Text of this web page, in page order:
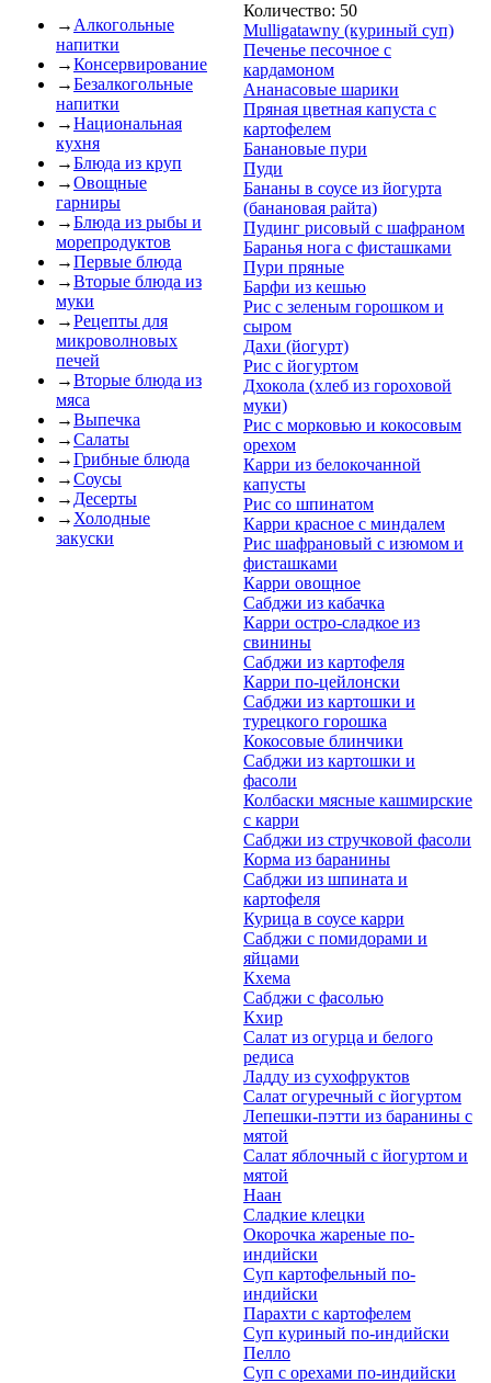
→ Алкогольные
напитки
→Консервирование
→Безалкогольные
напитки
→Национальная
кухня
→Блюда из круп
→Овощные
гарниры
→Блюда из рыбы и
морепродуктов
→Первые блюда
→Вторые блюда из
муки
→Рецепты для
микроволновых
печей
→Вторые блюда из
мяса
→Выпечка
→Салаты
→Грибные блюда
→Соусы
→ Десерты
→ Холодные
закуски
Количество: 50
Mulligatawny (куриный суп)
Печенье песочное с
кардамоном
Ананасовые шарики
Пряная цветная капуста с
картофелем
Банановые пури
Пуди
Бананы в соусе из йогурта
(банановая райта)
Пудинг рисовый с шафраном
Баранья нога с фисташками
Пури пряные
Барфи из кешью
Рис с зеленым горошком и
сыром
Дахи (йогурт)
Рис с йогуртом
Дхокола (хлеб из гороховой
муки)
Рис с морковью и кокосовым
орехом
Карри из белокочанной
капусты
Рис со шпинатом
Карри красное с миндалем
Рис шафрановый с изюмом и
фисташками
Карри овощное
Сабджи из кабачка
Карри остро-сладкое из
свинины
Сабджи из картофеля
Карри по-цейлонски
Сабджи из картошки и
турецкого горошка
Кокосовые блинчики
Сабджи из картошки и
фасоли
Колбаски мясные кашмирские
с карри
Сабджи из стручковой фасоли
Корма из баранины
Сабджи из шпината и
картофеля
Курица в соусе карри
Сабджи с помидорами и
яйцами
Кхема
Сабджи с фасолью
Кхир
Салат из огурца и белого
редиса
Ладду из сухофруктов
Салат огуречный с йогуртом
Лепешки-пэтти из баранины с
мятой
Салат яблочный с йогуртом и
мятой
Наан
Сладкие клецки
Окорочка жареные по-
индийски
Суп картофельный по-
индийски
Парахти с картофелем
Суп куриный по-индийски
Пелло
Суп с орехами по-индийски